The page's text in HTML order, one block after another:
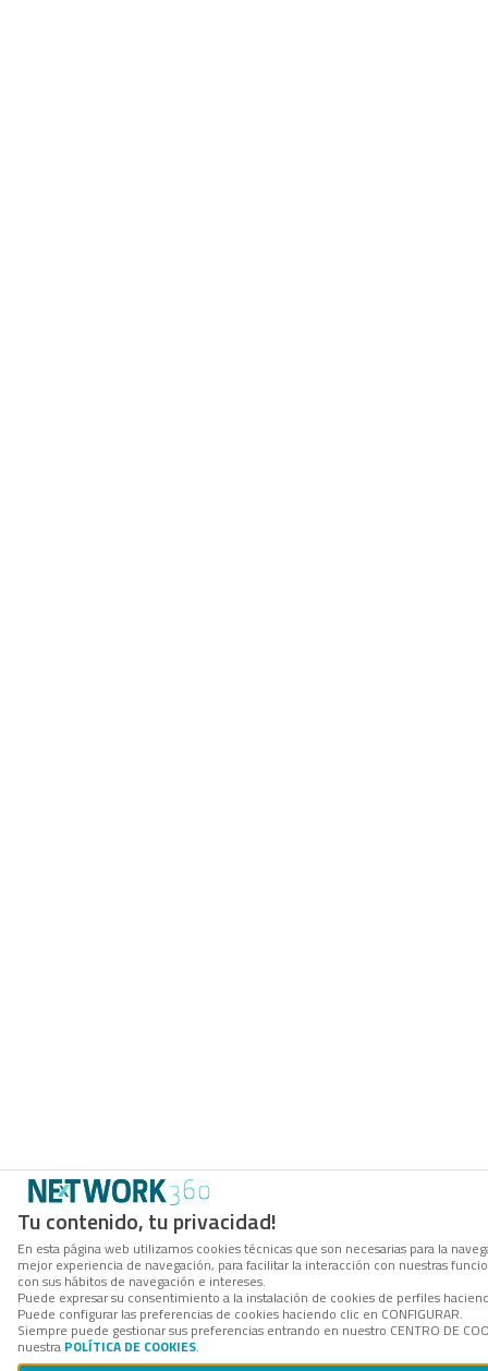
Tu contenido, tu privacidad!
En esta página web utilizamos cookies técnicas que son necesarias para la
mejor experiencia de navegación, para facilitar la interacción con nuestras
con sus hábitos de navegación e intereses.
Puede expresar su consentimiento a la instalación de cookies de perfiles
Puede configurar las preferencias de cookies haciendo clic en CONFIGURAR.
Siempre puede gestionar sus preferencias entrando en nuestro CENTRO DE
nuestra POLÍTICA DE COOKIES.